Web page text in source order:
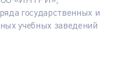
государственных и
учебных заведений